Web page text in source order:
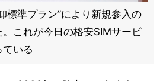
標準プラン”により新規参入の
これが今日の格安SIMサービ
いる